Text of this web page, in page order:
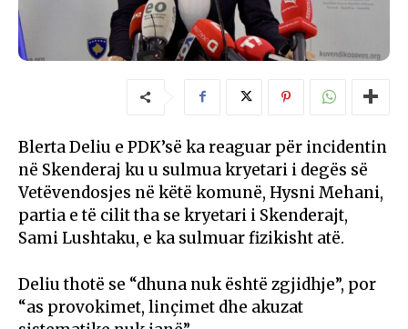
Blerta Deliu e PDK’së ka reaguar për incidentin
në Skenderaj ku u sulmua kryetari i degës së
Vetëvendosjes në këtë komunë, Hysni Mehani,
partia e të cilit tha se kryetari i Skenderajt,
Sami Lushtaku, e ka sulmuar fizikisht atë.
Deliu thotë se “dhuna nuk është zgjidhje”, por
“as provokimet, linçimet dhe akuzat